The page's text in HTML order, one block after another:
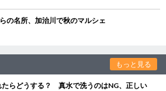
の名所、加治川で秋のマルシェ
もっと見る
たらどうする？ 真水で洗うのはNG、正しい